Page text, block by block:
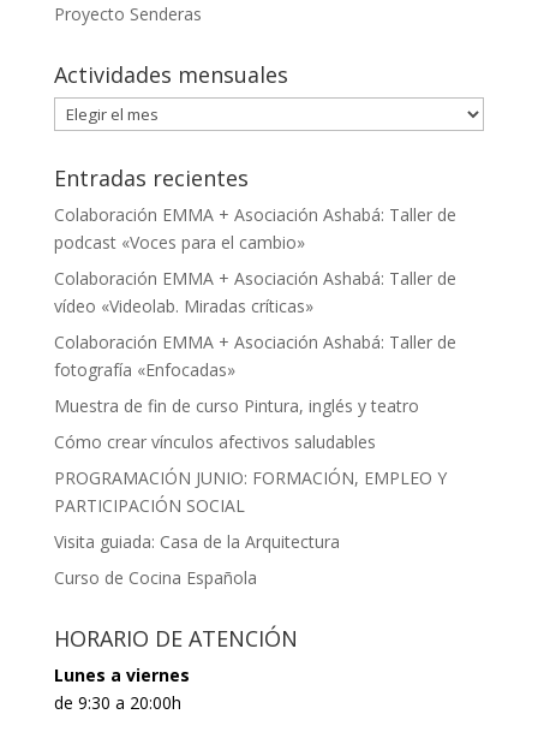
Proyecto Senderas
Actividades mensuales
Actividades
mensuales
Entradas recientes
Colaboración EMMA + Asociación Ashabá: Taller de
podcast «Voces para el cambio»
Colaboración EMMA + Asociación Ashabá: Taller de
vídeo «Videolab. Miradas críticas»
Colaboración EMMA + Asociación Ashabá: Taller de
fotografía «Enfocadas»
Muestra de fin de curso Pintura, inglés y teatro
Cómo crear vínculos afectivos saludables
PROGRAMACIÓN JUNIO: FORMACIÓN, EMPLEO Y
PARTICIPACIÓN SOCIAL
Visita guiada: Casa de la Arquitectura
Curso de Cocina Española
HORARIO DE ATENCIÓN
Lunes a viernes
de 9:30 a 20:00h